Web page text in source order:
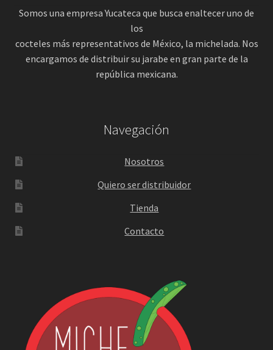
Somos una empresa Yucateca que busca enaltecer uno de
los
cocteles más representativos de México, la michelada. Nos
encargamos de distribuir su jarabe en gran parte de la
república mexicana.
Navegación
Nosotros
Quiero ser distribuidor
Tienda
Contacto